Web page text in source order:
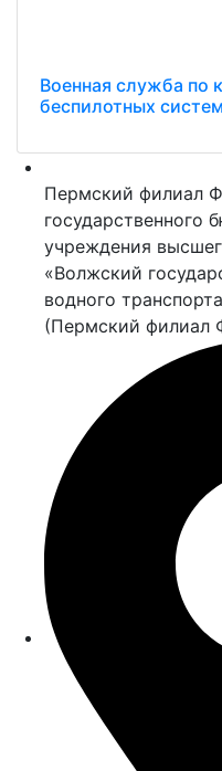
Военная служба по
беспилотных систем
Пермский филиал
государственного
учреждения
«Волжский
водного
(Пермский филиал